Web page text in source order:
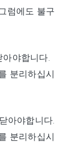
럼에도 불구
야합니다.
분리하십시
아야합니다.
분리하십시